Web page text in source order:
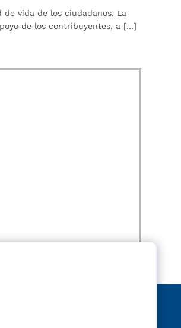
vida de los ciudadanos. La
de los contribuyentes, a […]